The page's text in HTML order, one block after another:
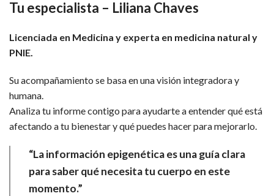
Tu especialista – Liliana Chaves
Licenciada en Medicina y experta en medicina natural y
PNIE.
Su acompañamiento se basa en una visión integradora y
humana.
Analiza tu informe contigo para ayudarte a entender qué está
afectando a tu bienestar y qué puedes hacer para mejorarlo.
“La información epigenética es una guía clara
para saber qué necesita tu cuerpo en este
momento.”